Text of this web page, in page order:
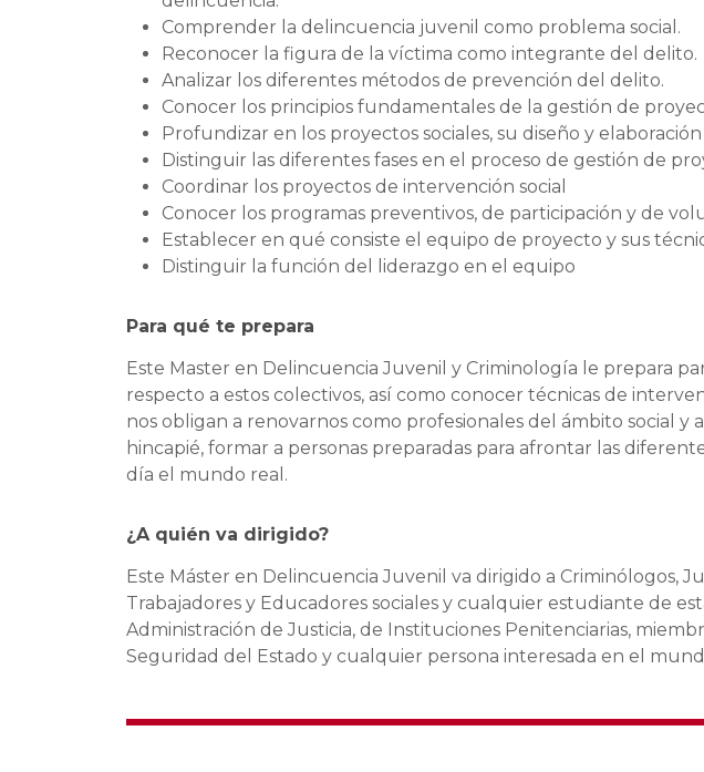
Comprender la delincuencia juvenil como problema social.
Reconocer la figura de la víctima como integrante del delito.
Analizar los diferentes métodos de prevención del delito.
Conocer los principios fundamentales de la gestión de
Profundizar en los proyectos sociales, su diseño y elaboración
Distinguir las diferentes fases en el proceso de gestión de
Coordinar los proyectos de intervención social
Conocer los programas preventivos, de participación y de
Establecer en qué consiste el equipo de proyecto y sus
Distinguir la función del liderazgo en el equipo
Para qué te prepara
Este Master en Delincuencia Juvenil y Criminología le prepara
respecto a estos colectivos, así como conocer técnicas de
nos obligan a renovarnos como profesionales del ámbito social y
hincapié, formar a personas preparadas para afrontar las
día el mundo real.
¿A quién va dirigido?
Este Máster en Delincuencia Juvenil va dirigido a Criminólogos,
Trabajadores y Educadores sociales y cualquier estudiante de
Administración de Justicia, de Instituciones Penitenciarias,
Seguridad del Estado y cualquier persona interesada en el